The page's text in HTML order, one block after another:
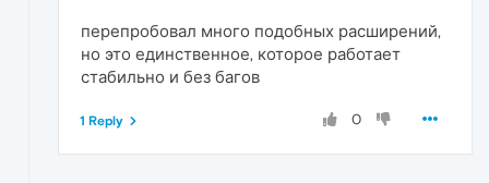
перепробовал много подобных расширений,
но это единственное, которое работает
стабильно и без багов
0
1 Reply